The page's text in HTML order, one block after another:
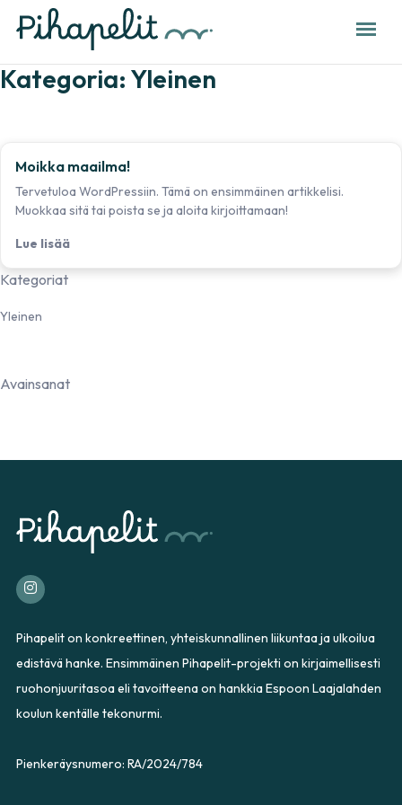
Kategoria: Yleinen
Moikka maailma!
Tervetuloa WordPressiin. Tämä on ensimmäinen artikkelisi.
Muokkaa sitä tai poista se ja aloita kirjoittamaan!
Lue lisää
Kategoriat
Yleinen
Avainsanat
Pihapelit on konkreettinen, yhteiskunnallinen liikuntaa ja ulkoilua
edistävä hanke. Ensimmäinen Pihapelit-projekti on kirjaimellisesti
ruohonjuuritasoa eli tavoitteena on hankkia Espoon Laajalahden
koulun kentälle tekonurmi.
Pienkeräysnumero: RA/2024/784